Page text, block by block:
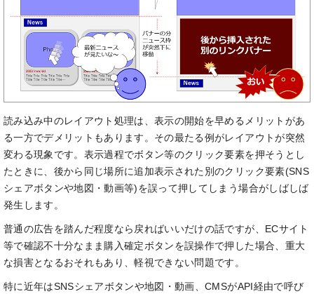
読み込み中のレイアウト処理は、表示の開始を早めるメリットがあ
る一方でデメリットもあります。その最たる例がレイアウトが突然
変わる現象です。表示過程でボタン等のクリック要素を押そうとし
たときに、後から同じ場所に追加表示された別のクリック要素(SNS
シェアボタンや地図・動画等)を誤って押してしまう場合がしばしば
発生します。
普通の広告を踏んだ程度なら戻ればいいだけの話ですが、ECサイト
等で確認不十分なまま購入確定ボタンを誤操作で押した場合、重大
な損害となるおそれもあり、軽視できない問題です。
特に近年はSNSシェアボタンや地図・動画、CMSがAPI経由で呼び